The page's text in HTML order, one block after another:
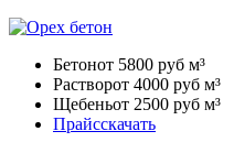
Бетонот 5800 руб м³
Растворот 4000 руб м³
Щебеньот 2500 руб м³
Прайсскачать